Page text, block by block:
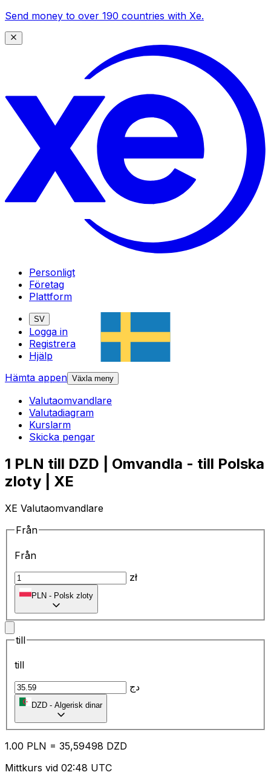
Send money to over 190 countries with Xe.
Personligt
Företag
Plattform
SV
Logga in
Registrera
Hjälp
Hämta appen Växla meny
Valutaomvandlare
Valutadiagram
Kurslarm
Skicka pengar
1 PLN till DZD | Omvandla - till Polska
zloty | XE
XE Valutaomvandlare
Från
Från
zł
PLN - Polsk zloty
till
till
دج
DZD - Algerisk dinar
1.00 PLN = 35,59498 DZD
Mittkurs vid 02:48 UTC